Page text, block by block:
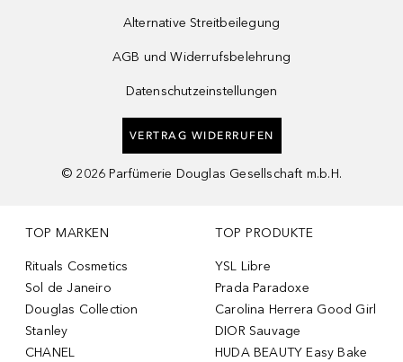
Alternative Streitbeilegung
AGB und Widerrufsbelehrung
Datenschutzeinstellungen
VERTRAG WIDERRUFEN
© 2026 Parfümerie Douglas Gesellschaft m.b.H.
TOP MARKEN
Rituals Cosmetics
Sol de Janeiro
Douglas Collection
Stanley
CHANEL
TOP PRODUKTE
YSL Libre
Prada Paradoxe
Carolina Herrera Good Girl
DIOR Sauvage
HUDA BEAUTY Easy Bake